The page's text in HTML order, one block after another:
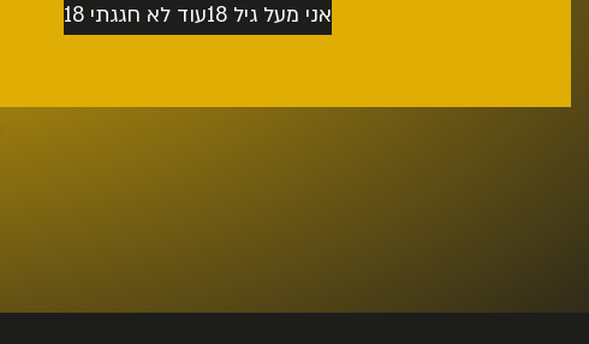
אני מעל גיל 18 עוד לא חגגתי 18